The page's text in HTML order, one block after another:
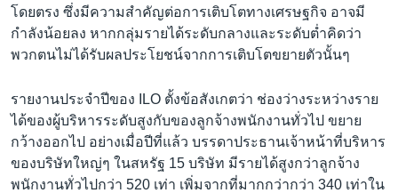
โดยตรง ซึ่งมีความสำคัญต่อการเติบโตทางเศรษฐกิจ อาจมี
กำลังน้อยลง หากกลุ่มรายได้ระดับกลางและระดับต่ำคิดว่า
พวกตนไม่ได้รับผลประโยชน์จากการเติบโตขยายตัวนั้นๆ
รายงานประจำปีของ ILO ตั้งข้อสังเกตว่า ช่องว่างระหว่างราย
ได้ของผู้บริหารระดับสูงกับของลูกจ้างพนักงานทั่วไป ขยาย
กว้างออกไป อย่างเมื่อปีที่แล้ว บรรดาประธานเจ้าหน้าที่บริหาร
ของบริษัทใหญ่ๆ ในสหรัฐ 15 บริษัท มีรายได้สูงกว่าลูกจ้าง
พนักงานทั่วไปกว่า 520 เท่า เพิ่มจากที่มากกว่ากว่า 340 เท่าใน